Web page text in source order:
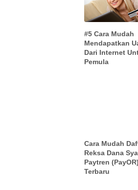
#5 Cara Mudah
Mendapatkan
Dari Internet
Pemula
Cara Mudah
Reksa Dana
Paytren (PayOR)
Terbaru